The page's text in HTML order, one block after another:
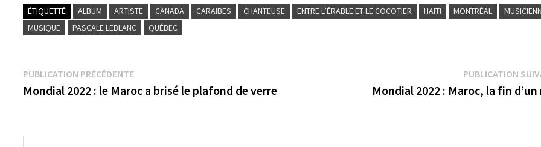
ÉTIQUETTÉ ALBUM ARTISTE CANADA CARAIBES CHANTEUSE ENTRE L’ÉRABLE ET LE COCOTIER HAITI MONTRÉAL
MUSIQUE
PASCALE LEBLANC QUÉBEC
Navigation
de
PUBLICATION PRÉCÉDENTEPublication
précédente :
Mondial 2022 : le Maroc a brisé le plafond de verre
PUBLICATION
Mondial 2022 : Maroc, la fin d’un